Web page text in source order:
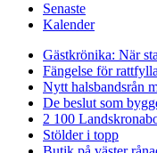
Senaste
Kalender
Gästkrönika: När
Fängelse för rattfylla
Nytt halsbandsrån
De beslut som
2 100
Stölder i topp